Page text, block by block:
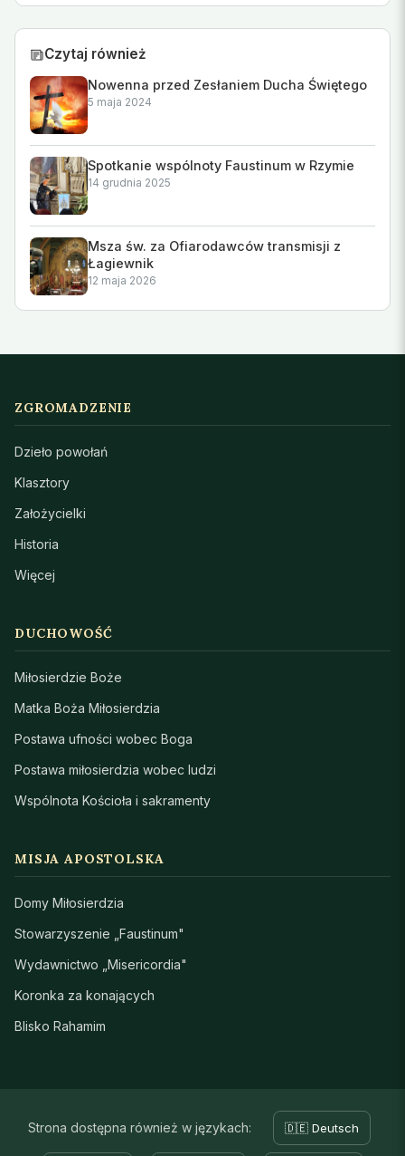
Czytaj również
Nowenna przed Zesłaniem Ducha Świętego
5 maja 2024
Spotkanie wspólnoty Faustinum w Rzymie
14 grudnia 2025
Msza św. za Ofiarodawców transmisji z
Łagiewnik
12 maja 2026
ZGROMADZENIE
Dzieło powołań
Klasztory
Założycielki
Historia
Więcej
DUCHOWOŚĆ
Miłosierdzie Boże
Matka Boża Miłosierdzia
Postawa ufności wobec Boga
Postawa miłosierdzia wobec ludzi
Wspólnota Kościoła i sakramenty
MISJA APOSTOLSKA
Domy Miłosierdzia
Stowarzyszenie „Faustinum"
Wydawnictwo „Misericordia"
Koronka za konających
Blisko Rahamim
Strona dostępna również w językach: 🇩🇪 Deutsch